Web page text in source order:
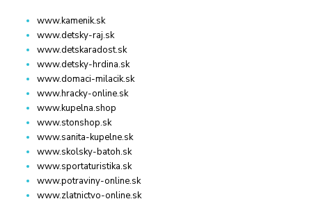
www.kamenik.sk
www.detsky-raj.sk
www.detskaradost.sk
www.detsky-hrdina.sk
www.domaci-milacik.sk
www.hracky-online.sk
www.kupelna.shop
www.stonshop.sk
www.sanita-kupelne.sk
www.skolsky-batoh.sk
www.sportaturistika.sk
www.potraviny-online.sk
www.zlatnictvo-online.sk